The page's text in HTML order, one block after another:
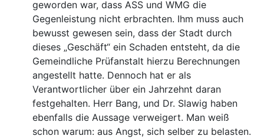
geworden war, dass ASS und WMG die
Gegenleistung nicht erbrachten. Ihm muss auch
bewusst gewesen sein, dass der Stadt durch
dieses „Geschäft“ ein Schaden entsteht, da die
Gemeindliche Prüfanstalt hierzu Berechnungen
angestellt hatte. Dennoch hat er als
Verantwortlicher über ein Jahrzehnt daran
festgehalten. Herr Bang, und Dr. Slawig haben
ebenfalls die Aussage verweigert. Man weiß
schon warum: aus Angst, sich selber zu belasten.